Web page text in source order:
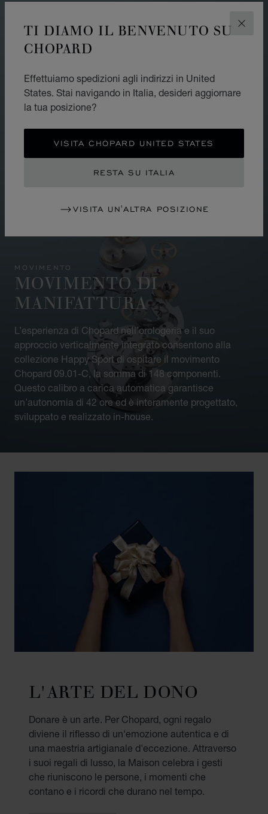
TI DIAMO IL BENVENUTO SU
CHOPARD
Effettuiamo spedizioni agli indirizzi in United
States. Stai navigando in Italia, desideri aggiornare
la tua posizione?
VISITA CHOPARD UNITED STATES
RESTA SU ITALIA
VISITA UN'ALTRA POSIZIONE
MOVIMENTO
MOVIMENTO DI
MANIFATTURA
L’esperienza di Chopard nell’orologeria e il suo
approccio verticalmente integrato consentono alla
collezione Happy Sport di ospitare il movimento
Chopard 09.01-C, la somma di 148 componenti.
Questo calibro a carica automatica garantisce
un’autonomia di 42 ore ed è interamente progettato,
sviluppato e realizzato in-house.
L'ARTE DEL DONO
Donare è un arte. Per Chopard, ogni regalo
diviene il riflesso di un'emozione autentica e di
una maestria artigianale d'eccezione. Attraverso
i suoi regali di lusso, la Maison celebra i gesti
che riuniscono le persone, i momenti che
contano e i ricordi che durano nel tempo.